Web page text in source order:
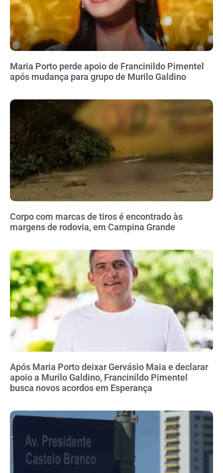
Maria Porto perde apoio de Francinildo Pimentel
após mudança para grupo de Murilo Galdino
Corpo com marcas de tiros é encontrado às
margens de rodovia, em Campina Grande
Após Maria Porto deixar Gervásio Maia e declarar
apoio a Murilo Galdino, Francinildo Pimentel
busca novos acordos em Esperança